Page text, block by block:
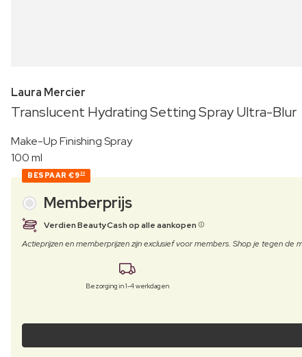
Laura Mercier
Translucent Hydrating Setting Spray Ultra-Blur
Make-Up Finishing Spray
100 ml
BESPAAR €930
Memberprijs
Verdien BeautyCash op alle aankopen
Actieprijzen en memberprijzen zijn exclusief voor members. Shop je tegen
Bezorging in 1-4 werkdagen